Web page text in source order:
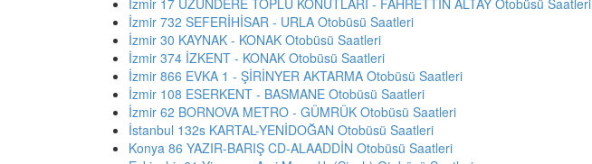
İzmir 17 UZUNDERE TOPLU KONUTLARI - FAHRETTİN ALTAY Otobüsü Saatleri
İzmir 732 SEFERİHİSAR - URLA Otobüsü Saatleri
İzmir 30 KAYNAK - KONAK Otobüsü Saatleri
İzmir 374 İZKENT - KONAK Otobüsü Saatleri
İzmir 866 EVKA 1 - ŞİRİNYER AKTARMA Otobüsü Saatleri
İzmir 108 ESERKENT - BASMANE Otobüsü Saatleri
İzmir 62 BORNOVA METRO - GÜMRÜK Otobüsü Saatleri
İstanbul 132s KARTAL-YENİDOĞAN Otobüsü Saatleri
Konya 86 YAZIR-BARIŞ CD-ALAADDİN Otobüsü Saatleri